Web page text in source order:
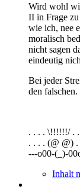
Wird wohl
II in Frage
wie ich, nee
moralisch
nicht sagen
eindeutig
Bei jeder
den falschen.
. . . . \!!!!!!/ .
. . . . (@ @) .
---o00-(_)-
Inhalt